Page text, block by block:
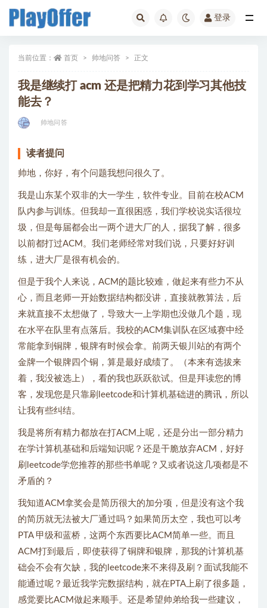
登录
当前位置： 首页 帅地问答 正文
我是继续打 acm 还是把精力花到学习其他技
能去？
帅地问答
读者提问
帅地，你好，有个问题我想问很久了。
我是山东某个双非的大一学生，软件专业。目前在校ACM
队内参与训练。但我却一直很困惑，我们学校说实话很垃
圾，但是每届都会出一两个进大厂的人，据我了解，很多
以前都打过ACM。我们老师经常对我们说，只要好好训
练，进大厂是很有机会的。
但是于我个人来说，ACM的题比较难，做起来有些力不从
心，而且老师一开始数据结构都没讲，直接就教算法，后
来就直接不太想做了，导致大一上学期也没做几个题，现
在水平在队里有点落后。我校的ACM集训队在区域赛中经
常能拿到铜牌，银牌有时候会拿。前两天银川站的有两个
金牌一个银牌四个铜，算是最好成绩了。（本来有选拔来
着，我没被选上），看的我也跃跃欲试。但是拜读您的博
客，发现您是只靠刷leetcode和计算机基础进的腾讯，所以
让我有些纠结。
我是将所有精力都放在打ACM上呢，还是分出一部分精力
在学计算机基础和后端知识呢？还是干脆放弃ACM，好好
刷leetcode学您推荐的那些书单呢？又或者说这几项都是不
矛盾的？
我知道ACM拿奖会是简历很大的加分项，但是没有这个我
的简历就无法被大厂通过吗？如果简历太空，我也可以考
PTA 甲级和蓝桥，这两个东西要比ACM简单一些。而且
ACM打到最后，即使获得了铜牌和银牌，那我的计算机基
础会不会有欠缺，我的leetcode来不来得及刷？面试我能不
能通过呢？最近我学完数据结构，就在PTA上刷了很多题，
感觉要比ACM做起来顺手。还是希望帅弟给我一些建议，